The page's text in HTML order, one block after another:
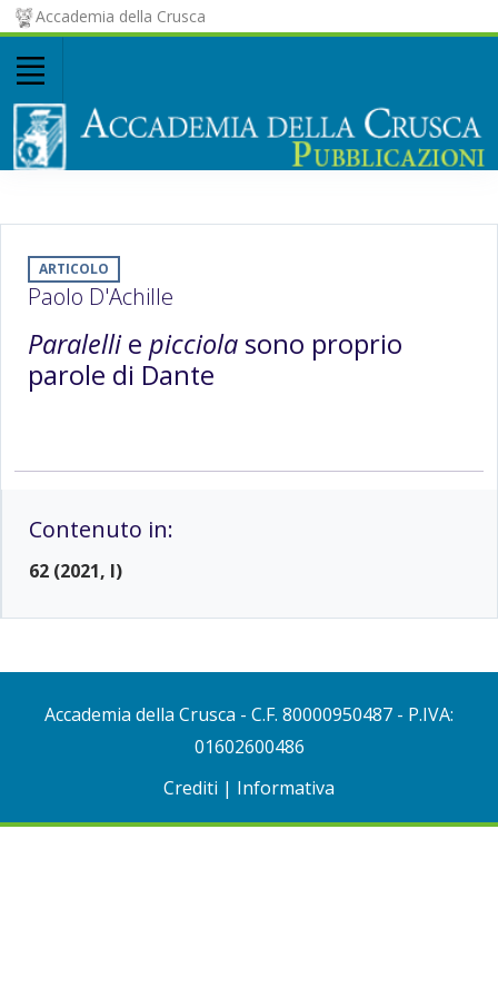
Accademia della Crusca
ARTICOLO
Paolo D'Achille
Paralellie picciola sono proprio
parole di Dante
Contenuto in:
62 (2021, I)
Accademia della Crusca - C.F. 80000950487 - P.IVA:
01602600486
Crediti | Informativa